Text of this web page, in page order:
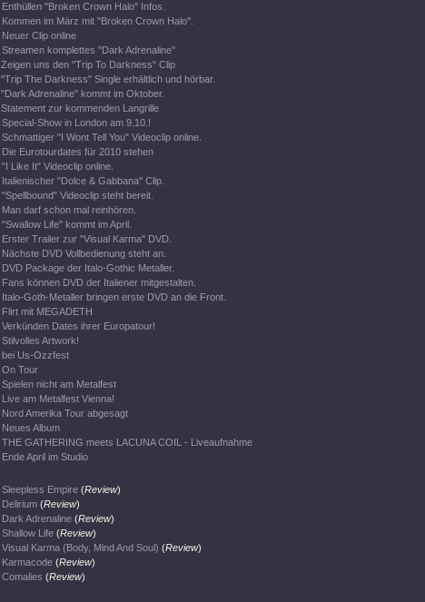
Enthüllen "Broken Crown Halo" Infos.
Kommen im März mit "Broken Crown Halo".
Neuer Clip online
Streamen komplettes "Dark Adrenaline"
Zeigen uns den "Trip To Darkness" Clip
"Trip The Darkness" Single erhältlich und hörbar.
"Dark Adrenaline" kommt im Oktober.
Statement zur kommenden Langrille
Special-Show in London am 9.10.!
Schmattiger "I Wont Tell You" Videoclip online.
Die Eurotourdates für 2010 stehen
"I Like It" Videoclip online.
Italienischer "Dolce & Gabbana" Clip.
"Spellbound" Videoclip steht bereit.
Man darf schon mal reinhören.
"Swallow Life" kommt im April.
Erster Trailer zur "Visual Karma" DVD.
Nächste DVD Vollbedienung steht an.
DVD Package der Italo-Gothic Metaller.
Fans können DVD der Italiener mitgestalten.
Italo-Goth-Metaller bringen erste DVD an die Front.
Flirt mit MEGADETH
Verkünden Dates ihrer Europatour!
Stilvolles Artwork!
bei Us-Ozzfest
On Tour
Spielen nicht am Metalfest
Live am Metalfest Vienna!
Nord Amerika Tour abgesagt
Neues Album
THE GATHERING meets LACUNA COIL - Liveaufnahme
Ende April im Studio
Sleepless Empire (Review)
Delirium (Review)
Dark Adrenaline (Review)
Shallow Life (Review)
Visual Karma (Body, Mind And Soul) (Review)
Karmacode (Review)
Comalies (Review)